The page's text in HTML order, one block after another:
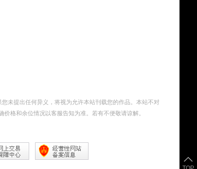
未提出任何异义，将视为允许本站刊载您的作品。本站不对
格和余位情况以客服告知为准。若有不便敬请谅解。